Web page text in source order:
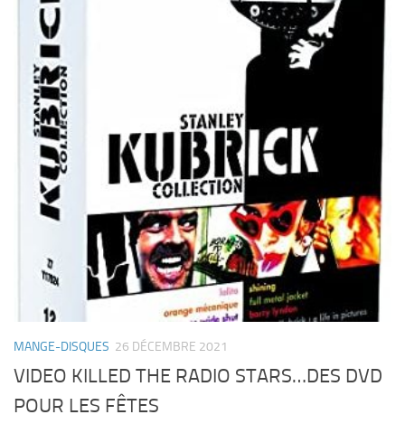
MANGE-DISQUES 26 DÉCEMBRE 2021
VIDEO KILLED THE RADIO STARS…DES DVD
POUR LES FÊTES